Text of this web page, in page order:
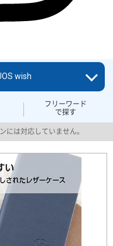
フリーワード
で探す
wish
には対応していません。